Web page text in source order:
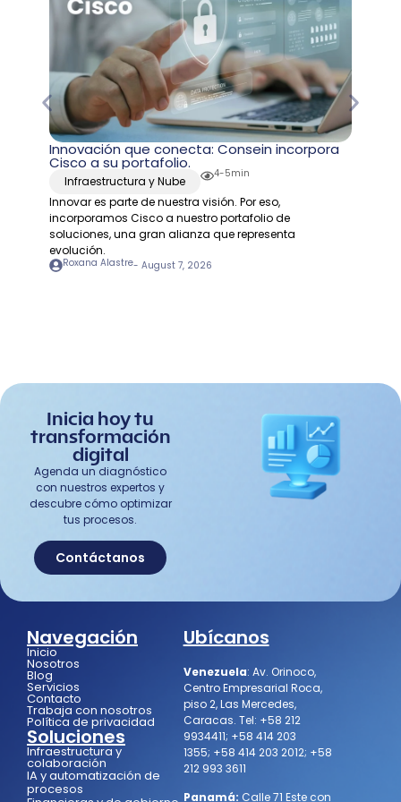
Innovación que conecta: Consein incorpora
Cisco a su portafolio.
Infraestructura y Nube
4-5min
Innovar es parte de nuestra visión. Por eso,
incorporamos Cisco a nuestro portafolio de
soluciones, una gran alianza que representa
evolución.
Roxana Alastre- August 7, 2026
Inicia hoy tu
transformación
digital
Agenda un diagnóstico
con nuestros expertos y
descubre cómo optimizar
tus procesos.
Contáctanos
Navegación
Inicio
Nosotros
Blog
Servicios
Contacto
Trabaja con nosotros
Política de privacidad
Soluciones
Infraestructura y
colaboración
IA y automatización de
procesos
Ubícanos
Venezuela: Av. Orinoco,
Centro Empresarial Roca,
piso 2, Las Mercedes,
Caracas. Tel: +58 212
9934411; +58 414 203
1355; +58 414 203 2012; +58
212 993 3611
Panamá: Calle 71 Este con